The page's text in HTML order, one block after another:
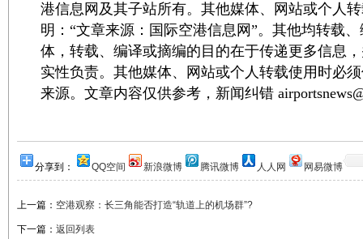
港信息网及其子站所有。其他媒体、网站或个人
明：“文章来源：国际空港信息网”。其他均转载
体，转载、编译或摘编的目的在于传递更多信息
实性负责。其他媒体、网站或个人转载使用时必
来源。文章内容仅供参考，新闻纠错
分享到： QQ空间 新浪微博 腾讯微博 人人网 网易微博
上一篇： 空港观察：长三角能否打造“轨道上的机场群”?
下一篇： 返回列表